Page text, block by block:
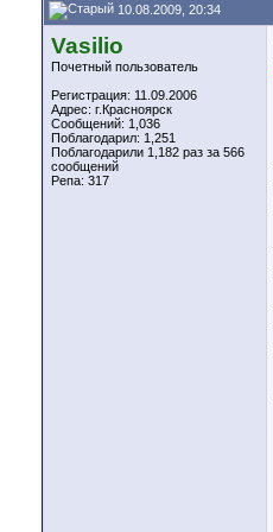
10.08.2009, 20:34
Vasilio
Почетный пользователь
Регистрация: 11.09.2006
Адрес: г.Красноярск
Сообщений: 1,036
Поблагодарил: 1,251
Поблагодарили 1,182 раз за 566
сообщений
Репа: 317